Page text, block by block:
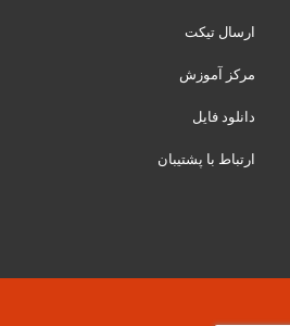
ارسال تیکت
مرکز آموزش
دانلود فایل
ارتباط با پشتیبان